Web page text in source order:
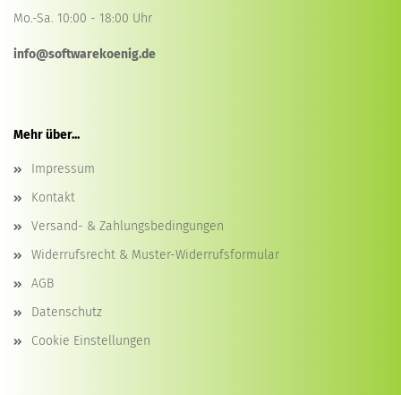
Mo.-Sa. 10:00 - 18:00 Uhr
info@softwarekoenig.de
Mehr über...
Impressum
Kontakt
Versand- & Zahlungsbedingungen
Widerrufsrecht & Muster-Widerrufsformular
AGB
Datenschutz
Cookie Einstellungen